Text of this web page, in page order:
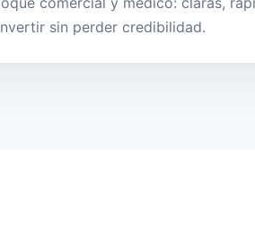
sin perder credibilidad.